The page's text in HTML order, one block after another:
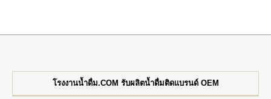
โรงงานน้ำดื่ม.COM รับผลิตน้ำดื่มติดแบรนด์ OEM